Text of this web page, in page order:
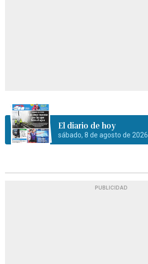
El diario de hoy
sábado, 8 de agosto de 2026
PUBLICIDAD